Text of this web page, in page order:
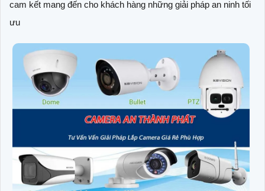
cam kết mang đến cho khách hàng những giải pháp an ninh tối
ưu